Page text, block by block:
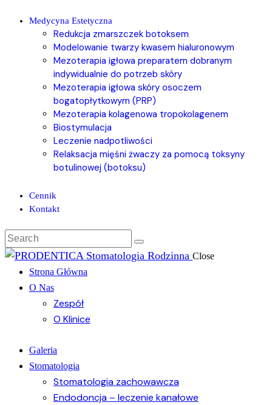
Medycyna Estetyczna
Redukcja zmarszczek botoksem
Modelowanie twarzy kwasem hialuronowym
Mezoterapia igłowa preparatem dobranym
indywidualnie do potrzeb skóry
Mezoterapia igłowa skóry osoczem
bogatopłytkowym (PRP)
Mezoterapia kolagenowa tropokolagenem
Biostymulacja
Leczenie nadpotliwości
Relaksacja mięśni żwaczy za pomocą toksyny
botulinowej (botoksu)
Cennik
Kontakt
Close
Strona Główna
O Nas
Zespół
O Klinice
Galeria
Stomatologia
Stomatologia zachowawcza
Endodoncja – leczenie kanałowe